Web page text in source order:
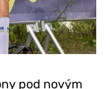
pod novým